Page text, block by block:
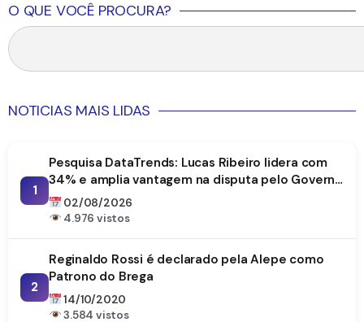
O QUE VOCÊ PROCURA?
NOTICIAS MAIS LIDAS
1
Pesquisa DataTrends: Lucas Ribeiro lidera com
34% e amplia vantagem na disputa pelo Governo
da Paraíba
02/08/2026
4.976 vistos
2
Reginaldo Rossi é declarado pela Alepe como
Patrono do Brega
14/10/2020
3.584 vistos